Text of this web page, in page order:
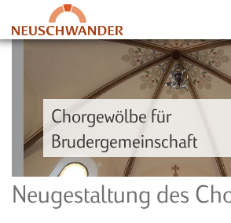
NEWS
NEWSLETTER
Chorgewölbe für
Brudergemeinschaft
Neugestaltung des